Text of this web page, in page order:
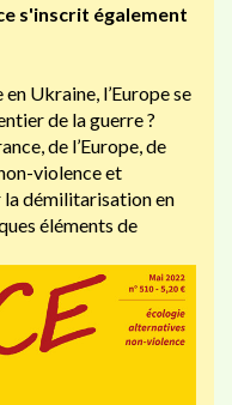
s'inscrit également
Ukraine, l’Europe se
de la guerre ?
de l’Europe, de
violence et
démilitarisation en
éléments de